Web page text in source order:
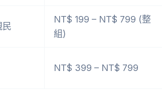
民
NT$ 199 – NT$ 799 (整
組)
NT$ 399 – NT$ 799